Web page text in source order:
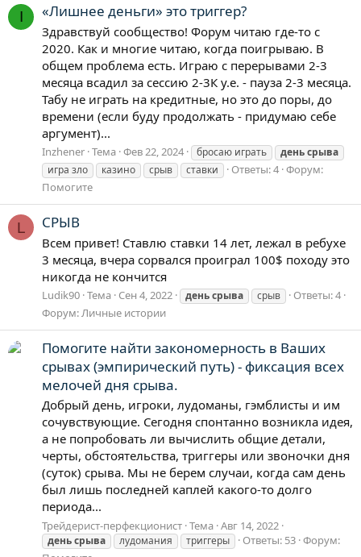
I «Лишнее деньги» это триггер?
Здравствуй сообщество! Форум читаю где-то с
2020. Как и многие читаю, когда поигрываю. В
общем проблема есть. Играю с перерывами 2-3
месяца всадил за сессию 2-3К у.е. - пауза 2-3 месяца.
Табу не играть на кредитные, но это до поры, до
времени (если буду продолжать - придумаю себе
аргумент)...
Inzhener Тема Фев 22, 2024 бросаю играть деньсрыва
игра зло
казино срыв ставки Ответы: 4 Форум:
Помогите
L СРЫВ
Всем привет! Ставлю ставки 14 лет, лежал в ребухе
3 месяца, вчера сорвался проиграл 100$ походу это
никогда не кончится
Ludik90 Тема Сен 4, 2022 деньсрыва срыв
Ответы: 4
Форум:Личные истории
Помогите найти закономерность в Ваших
срывах (эмпирический путь) - фиксация всех
мелочей дня срыва.
Добрый день, игроки, лудоманы, гэмблисты и им
сочувствующие. Сегодня спонтанно возникла идея,
а не попробовать ли вычислить общие детали,
черты, обстоятельства, триггеры или звоночки дня
(суток) срыва. Мы не берем случаи, когда сам день
был лишь последней каплей какого-то долго
периода...
Трейдерист-перфекционист Тема Авг 14, 2022
деньсрыва лудомания триггеры Ответы: 53 Форум: